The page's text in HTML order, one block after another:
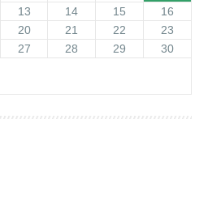
13 14 15
16
20 21 22
23
27 28 29
30